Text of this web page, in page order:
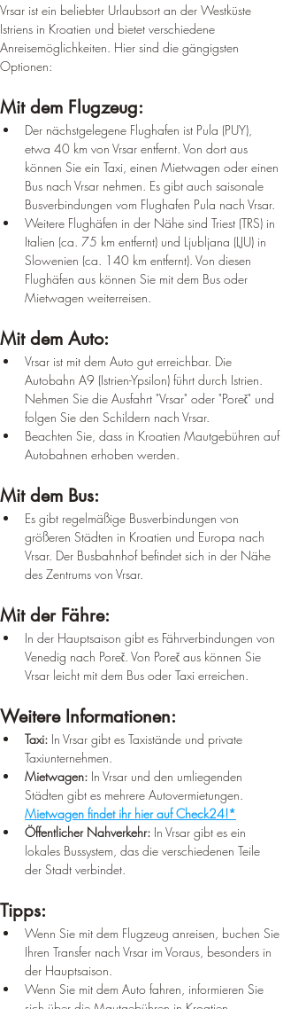
Vrsar ist ein beliebter Urlaubsort an der Westküste
Istriens in Kroatien und bietet verschiedene
Anreisemöglichkeiten. Hier sind die gängigsten
Optionen:
Mit dem Flugzeug:
Der nächstgelegene Flughafen ist Pula (PUY),
etwa 40 km von Vrsar entfernt. Von dort aus
können Sie ein Taxi, einen Mietwagen oder einen
Bus nach Vrsar nehmen. Es gibt auch saisonale
Busverbindungen vom Flughafen Pula nach Vrsar.
Weitere Flughäfen in der Nähe sind Triest (TRS) in
Italien (ca. 75 km entfernt) und Ljubljana (LJU) in
Slowenien (ca. 140 km entfernt). Von diesen
Flughäfen aus können Sie mit dem Bus oder
Mietwagen weiterreisen.
Mit dem Auto:
Vrsar ist mit dem Auto gut erreichbar. Die
Autobahn A9 (Istrien-Ypsilon) führt durch Istrien.
Nehmen Sie die Ausfahrt "Vrsar" oder "Poreč" und
folgen Sie den Schildern nach Vrsar.
Beachten Sie, dass in Kroatien Mautgebühren auf
Autobahnen erhoben werden.
Mit dem Bus:
Es gibt regelmäßige Busverbindungen von
größeren Städten in Kroatien und Europa nach
Vrsar. Der Busbahnhof befindet sich in der Nähe
des Zentrums von Vrsar.
Mit der Fähre:
In der Hauptsaison gibt es Fährverbindungen von
Venedig nach Poreč. Von Poreč aus können Sie
Vrsar leicht mit dem Bus oder Taxi erreichen.
Weitere Informationen:
Taxi: In Vrsar gibt es Taxistände und private
Taxiunternehmen.
Mietwagen: In Vrsar und den umliegenden
Städten gibt es mehrere Autovermietungen.
Mietwagen findet ihr hier auf Check24!*
Öffentlicher Nahverkehr: In Vrsar gibt es ein
lokales Bussystem, das die verschiedenen Teile
der Stadt verbindet.
Tipps:
Wenn Sie mit dem Flugzeug anreisen, buchen Sie
Ihren Transfer nach Vrsar im Voraus, besonders in
der Hauptsaison.
Wenn Sie mit dem Auto fahren, informieren Sie